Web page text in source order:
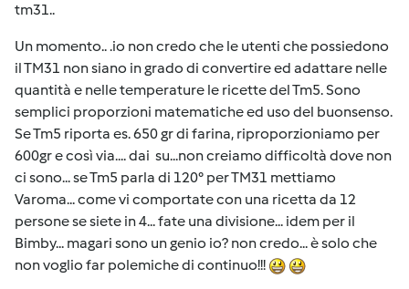
tm31..
Un momento.. .io non credo che le utenti che possiedono
il TM31 non siano in grado di convertire ed adattare nelle
quantità e nelle temperature le ricette del Tm5. Sono
semplici proporzioni matematiche ed uso del buonsenso.
Se Tm5 riporta es. 650 gr di farina, riproporzioniamo per
600gr e così via.... dai su...non creiamo difficoltà dove non
ci sono... se Tm5 parla di 120° per TM31 mettiamo
Varoma... come vi comportate con una ricetta da 12
persone se siete in 4... fate una divisione... idem per il
Bimby... magari sono un genio io? non credo... è solo che
non voglio far polemiche di continuo!!!